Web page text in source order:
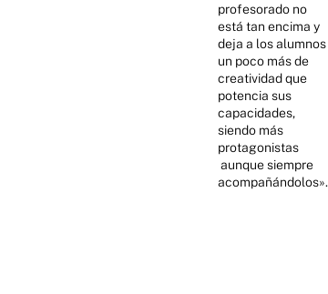
profesorado no
está tan encima y
deja a los alumnos
un poco más de
creatividad que
potencia sus
capacidades,
siendo más
protagonistas
aunque siempre
acompañándolos».